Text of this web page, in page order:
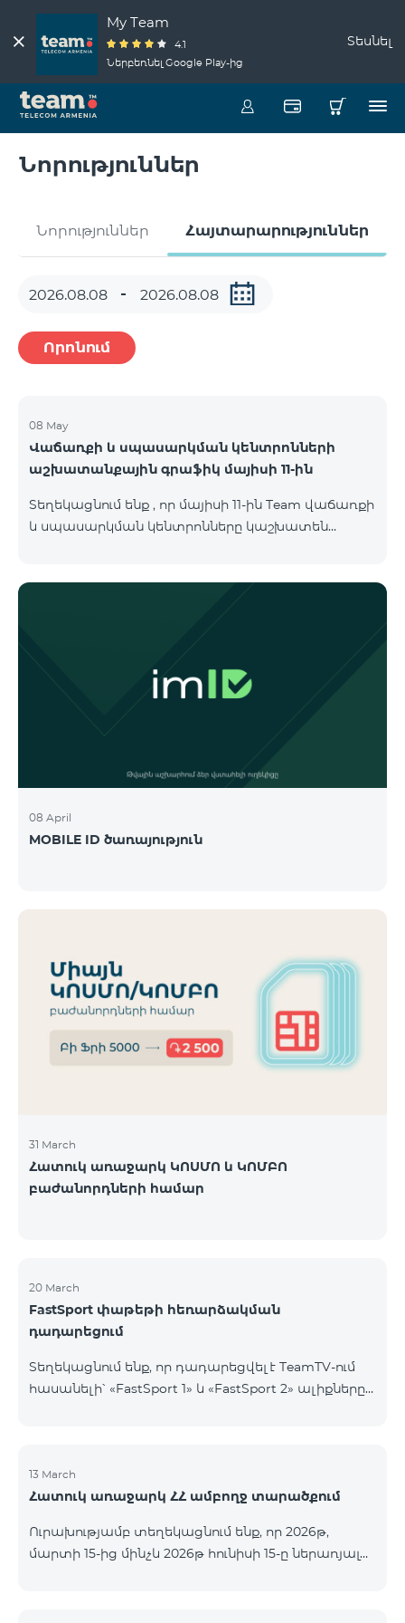
My Team
4.1
Ներբեռնել Google Play-ից
Տեսնել
Նորություններ
Նորություններ Հայտարարություններ
Որոնում
08 May
Վաճառքի և սպասարկման կենտրոնների
աշխատանքային գրաֆիկ մայիսի 11-ին
Տեղեկացնում ենք , որ մայիսի 11-ին Team վաճառքի
և սպասարկման կենտրոնները կաշխատեն
ՀԱԹ 09:00-20:00 09:00-17:00 Երևան Ազատություն
09:00-19:00 09:00-17:00 Երևան Կոմիտաս 1 09:00-
08 April
MOBILE ID ծառայություն
31 March
Հատուկ առաջարկ ԿՈՍՄՈ և ԿՈՄԲՈ
բաժանորդների համար
20 March
FastSport փաթեթի հեռարձակման
դադարեցում
Տեղեկացնում ենք, որ դադարեցվել է TeamTV-ում
հասանելի՝ «FastSport 1» և «FastSport 2» ալիքները
Հարցերի կամ լրացուցիչ տեղեկությունների
համար խնդրում ենք դիմել «Ֆասթ Մեդիա»
13 March
Հատուկ առաջարկ ՀՀ ամբողջ տարածքում
Ուրախությամբ տեղեկացնում ենք, որ 2026թ,
մարտի 15-ից մինչև 2026թ հունիսի 15-ը ներառյալ